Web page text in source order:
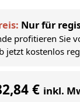
Nur für
profitieren Sie
jetzt kostenlos
€ inkl.